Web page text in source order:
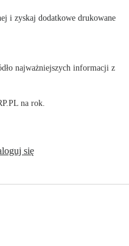
i zyskaj dodatkowe drukowane
najważniejszych informacji z
na rok.
się